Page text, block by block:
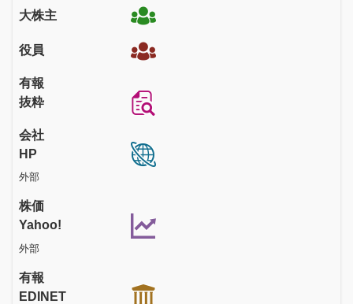
大株主
役員
有報
抜粋
会社
HP
外部
株価
Yahoo!
外部
有報
EDINET